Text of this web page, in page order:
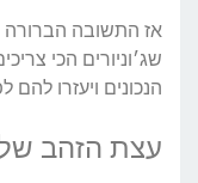
אז התשובה הברורה
שג׳וניורים הכי
הנכונים ויעזרו
עצת הזהב